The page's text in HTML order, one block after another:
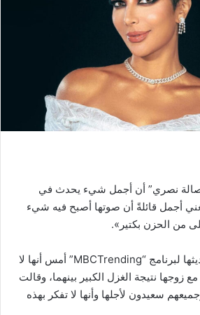
نصري” أن أجمل شيء يحدث في
أجمل قائلةً أن صوتها أصبح فيه شيء
من الحزن بكتير».
وأضافت “نصري” في حديثها لبرنامج “MBCTrending” أمس أنها لا
نتيجة الغزل الكبير بينهما، وقالت
سعيدون لأجلها وأنها لا تفكر بهذه